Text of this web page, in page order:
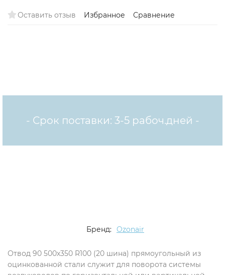
Оставить отзыв Избранное Сравнение
- Срок поставки: 3-5 рабоч.дней -
Бренд: Ozonair
Отвод 90 500х350 R100 (20 шина) прямоугольный из
оцинкованной стали служит для поворота системы